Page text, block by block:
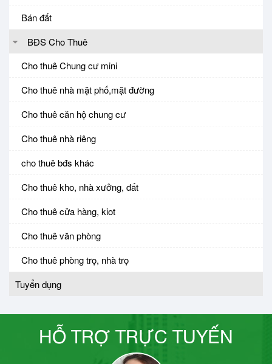
Bán đất
BĐS Cho Thuê
Cho thuê Chung cư mini
Cho thuê nhà mặt phố,mặt đường
Cho thuê căn hộ chung cư
Cho thuê nhà riêng
cho thuê bđs khác
Cho thuê kho, nhà xưởng, đất
Cho thuê cửa hàng, kiot
Cho thuê văn phòng
Cho thuê phòng trọ, nhà trọ
Tuyển dụng
HỖ TRỢ TRỰC TUYẾN